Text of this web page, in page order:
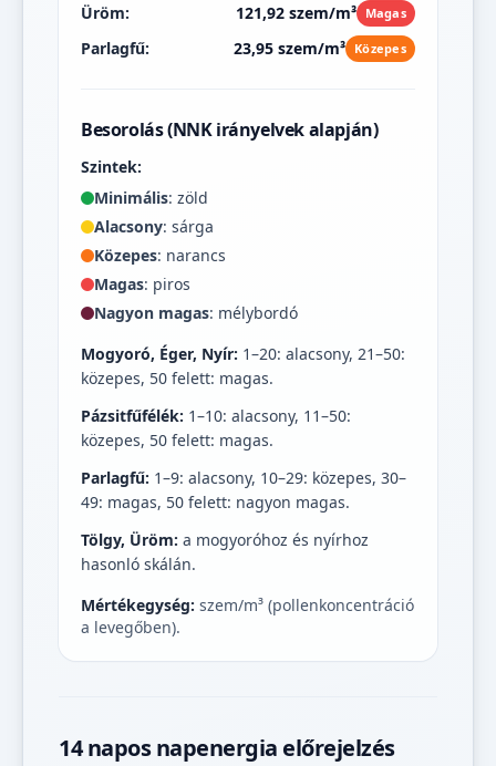
Üröm: 121,92 szem/m³ Magas
Parlagfű: 23,95 szem/m³ Közepes
Besorolás (NNK irányelvek alapján)
Szintek:
Minimális: zöld
Alacsony: sárga
Közepes: narancs
Magas: piros
Nagyon magas: mélybordó
Mogyoró, Éger, Nyír: 1–20: alacsony, 21–50:
közepes, 50 felett: magas.
Pázsitfűfélék: 1–10: alacsony, 11–50:
közepes, 50 felett: magas.
Parlagfű: 1–9: alacsony, 10–29: közepes, 30–
49: magas, 50 felett: nagyon magas.
Tölgy, Üröm: a mogyoróhoz és nyírhoz
hasonló skálán.
Mértékegység: szem/m³ (pollenkoncentráció
a levegőben).
14 napos napenergia előrejelzés